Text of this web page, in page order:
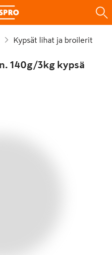
Kypsät lihat ja broilerit
140g/3kg kypsä